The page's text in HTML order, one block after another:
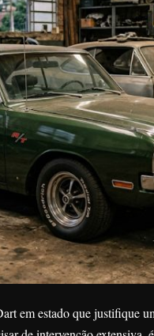
em estado que justifique